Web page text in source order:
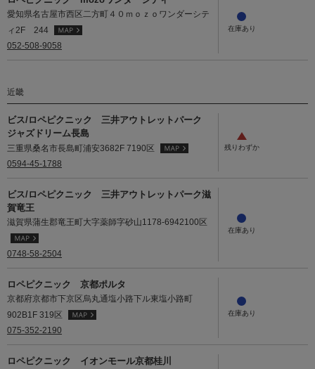
愛知県名古屋市西区二方町４０ｍｏｚｏワンダーシテ
ィ2F 244
052-508-9058
近畿
ビス/ロペピクニック 三井アウトレットパーク
ジャズドリーム長島
三重県桑名市長島町浦安3682F 7190区
0594-45-1788
ビス/ロペピクニック 三井アウトレットパーク滋
賀竜王
滋賀県蒲生郡竜王町大字薬師字砂山1178-6942100区
0748-58-2504
ロペピクニック 京都ポルタ
京都府京都市下京区烏丸通塩小路下ル東塩小路町
902B1F 319区
075-352-2190
ロペピクニック イオンモール京都桂川